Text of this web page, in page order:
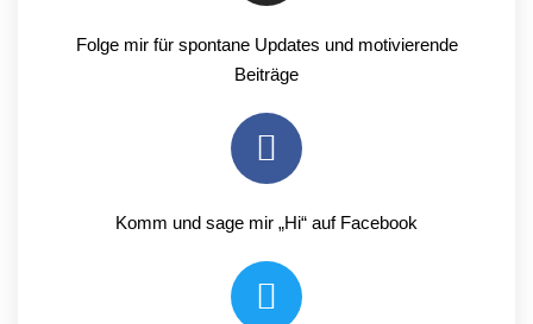
Folge mir für spontane Updates und motivierende
Beiträge
Komm und sage mir „Hi“ auf Facebook